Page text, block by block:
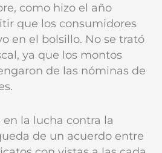
como hizo el año
que los consumidores
en el bolsillo. No se trató
ya que los montos
de las nóminas de
la lucha contra la
de un acuerdo entre